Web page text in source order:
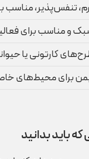
تنفس‌پذیر،
و مناسب برای
کارتونی یا
برای محیط‌های
باید بدانید